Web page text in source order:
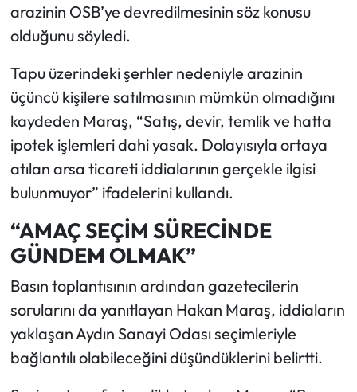
arazinin OSB’ye devredilmesinin söz konusu
olduğunu söyledi.
Tapu üzerindeki şerhler nedeniyle arazinin
üçüncü kişilere satılmasının mümkün olmadığını
kaydeden Maraş, “Satış, devir, temlik ve hatta
ipotek işlemleri dahi yasak. Dolayısıyla ortaya
atılan arsa ticareti iddialarının gerçekle ilgisi
bulunmuyor” ifadelerini kullandı.
“AMAÇ SEÇİM SÜRECİNDE
GÜNDEM OLMAK”
Basın toplantısının ardından gazetecilerin
sorularını da yanıtlayan Hakan Maraş, iddiaların
yaklaşan Aydın Sanayi Odası seçimleriyle
bağlantılı olabileceğini düşündüklerini belirtti.